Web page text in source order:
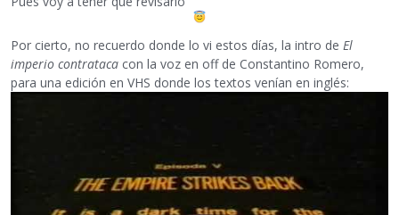
Por cierto, no recuerdo donde lo vi estos días, la intro de El
imperio contrataca con la voz en off de Constantino Romero,
para una edición en VHS donde los textos venían en inglés: